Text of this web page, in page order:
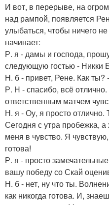
И вот, в перерыве, на
над рампой, появляется
улыбаться, чтобы ничего
начинает:
Р. я - дамы и господа,
следующую гостью - Никки
Н. б - привет, Рене. Как ты?
Р. Н - спасибо, всё
ответственным матчем
Н. я - Оу, я просто отлично.
Сегодня с утра пробежка,
меня в чувство. Я
готова!
Р. я - просто
вашу победу со Скай
Н. б - нет, ну что ты.
как никогда готова. И,